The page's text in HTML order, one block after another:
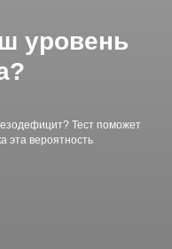
уровень
Тест поможет
эта вероятность